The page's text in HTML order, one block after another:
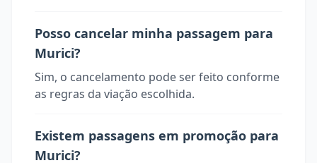
Posso cancelar minha passagem para
Murici?
Sim, o cancelamento pode ser feito conforme
as regras da viação escolhida.
Existem passagens em promoção para
Murici?